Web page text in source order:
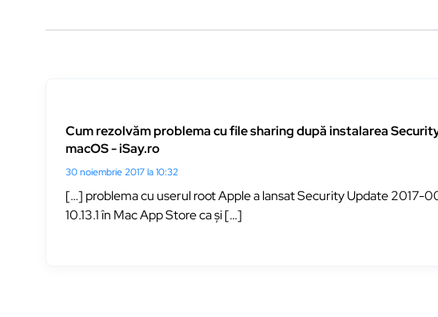
Cum rezolvăm problema cu file sharing după instalarea
macOS - iSay.ro
30 noiembrie 2017 la 10:32
[…] problema cu userul root Apple a lansat Security Update 2017-
10.13.1 în Mac App Store ca și […]